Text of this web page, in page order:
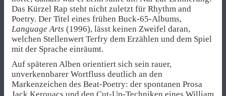
Das Kürzel Rap steht nicht zuletzt für Rhythm and
Poetry. Der Titel eines frühen Buck-65-Albums,
Language Arts (1996), lässt keinen Zweifel daran,
welchen Stellenwert Terfry dem Erzählen und dem Spiel
mit der Sprache einräumt.
Auf späteren Alben orientiert sich sein rauer,
unverkennbarer Wortfluss deutlich an den
Markenzeichen des Beat-Poetry: der spontanen Prosa